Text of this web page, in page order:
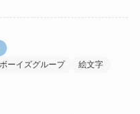
ボーイズグループ
絵文字